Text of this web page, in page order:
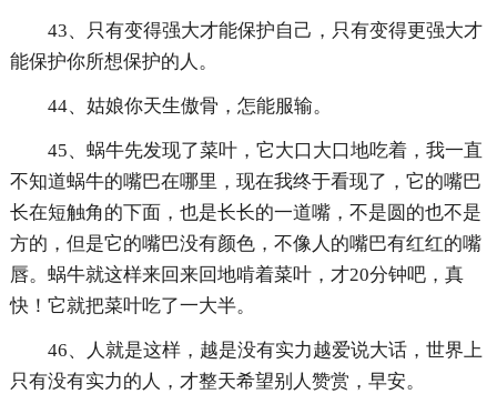
43、只有变得强大才能保护自己，只有变得更强大才
能保护你所想保护的人。
44、姑娘你天生傲骨，怎能服输。
45、蜗牛先发现了菜叶，它大口大口地吃着，我一直
不知道蜗牛的嘴巴在哪里，现在我终于看现了，它的嘴巴
长在短触角的下面，也是长长的一道嘴，不是圆的也不是
方的，但是它的嘴巴没有颜色，不像人的嘴巴有红红的嘴
唇。蜗牛就这样来回来回地啃着菜叶，才20分钟吧，真
快！它就把菜叶吃了一大半。
46、人就是这样，越是没有实力越爱说大话，世界上
只有没有实力的人，才整天希望别人赞赏，早安。